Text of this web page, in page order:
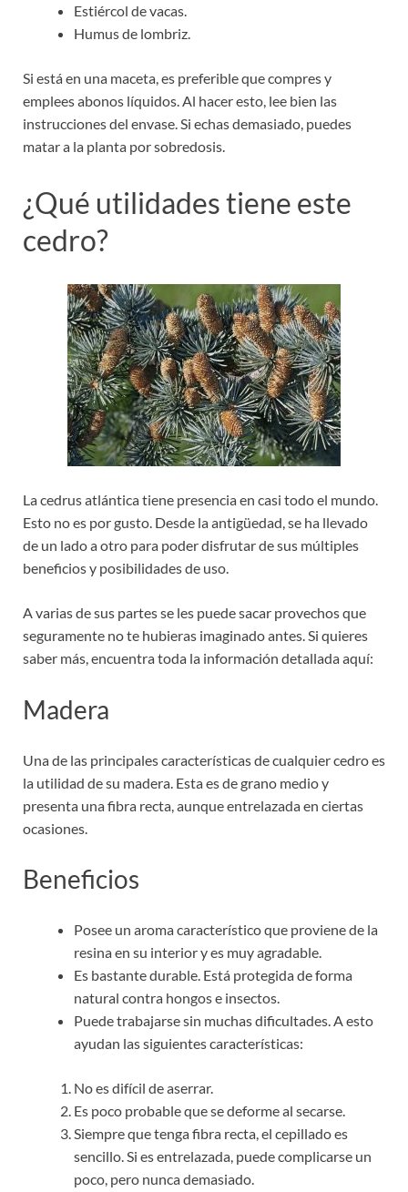
Estiércol de vacas.
Humus de lombriz.
Si está en una maceta, es preferible que compres y
emplees abonos líquidos. Al hacer esto, lee bien las
instrucciones del envase. Si echas demasiado, puedes
matar a la planta por sobredosis.
¿Qué utilidades tiene este
cedro?
La cedrus atlántica tiene presencia en casi todo el mundo.
Esto no es por gusto. Desde la antigüedad, se ha llevado
de un lado a otro para poder disfrutar de sus múltiples
beneficios y posibilidades de uso.
A varias de sus partes se les puede sacar provechos que
seguramente no te hubieras imaginado antes. Si quieres
saber más, encuentra toda la información detallada aquí:
Madera
Una de las principales características de cualquier cedro es
la utilidad de su madera. Esta es de grano medio y
presenta una fibra recta, aunque entrelazada en ciertas
ocasiones.
Beneficios
Posee un aroma característico que proviene de la
resina en su interior y es muy agradable.
Es bastante durable. Está protegida de forma
natural contra hongos e insectos.
Puede trabajarse sin muchas dificultades. A esto
ayudan las siguientes características:
No es difícil de aserrar.
Es poco probable que se deforme al secarse.
Siempre que tenga fibra recta, el cepillado es
sencillo. Si es entrelazada, puede complicarse un
poco, pero nunca demasiado.